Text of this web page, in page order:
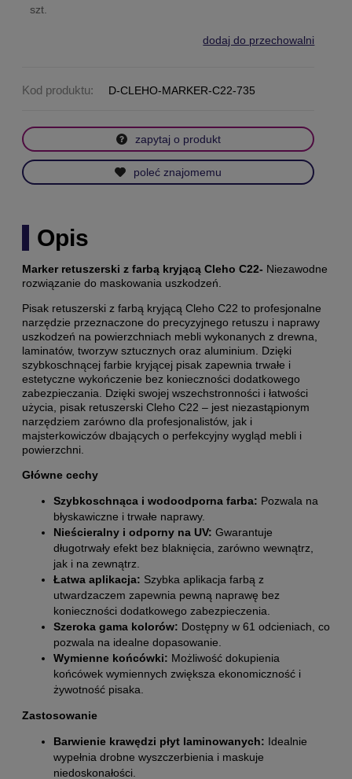
szt.
dodaj do przechowalni
Kod produktu: D-CLEHO-MARKER-C22-735
zapytaj o produkt
poleć znajomemu
Opis
Marker retuszerski z farbą kryjącą Cleho C22- Niezawodne
rozwiązanie do maskowania uszkodzeń.
Pisak retuszerski z farbą kryjącą Cleho C22 to profesjonalne
narzędzie przeznaczone do precyzyjnego retuszu i naprawy
uszkodzeń na powierzchniach mebli wykonanych z drewna,
laminatów, tworzyw sztucznych oraz aluminium.
Dzięki
szybkoschnącej farbie kryjącej pisak zapewnia trwałe i
estetyczne wykończenie bez konieczności dodatkowego
zabezpieczania. Dzięki swojej wszechstronności i łatwości
użycia, pisak retuszerski Cleho C22 – jest niezastąpionym
narzędziem zarówno dla profesjonalistów, jak i
majsterkowiczów dbających o perfekcyjny wygląd mebli i
powierzchni.
Główne cechy
Szybkoschnąca i wodoodporna farba: Pozwala na
błyskawiczne i trwałe naprawy.
Nieścieralny i odporny na UV: Gwarantuje
długotrwały efekt bez blaknięcia, zarówno wewnątrz,
jak i na zewnątrz.
Łatwa aplikacja: Szybka aplikacja farbą z
utwardzaczem zapewnia pewną naprawę bez
konieczności dodatkowego zabezpieczenia.
Szeroka gama kolorów: Dostępny w 61 odcieniach, co
pozwala na idealne dopasowanie.
Wymienne końcówki: Możliwość dokupienia
końcówek wymiennych zwiększa ekonomiczność i
żywotność pisaka.
Zastosowanie
Barwienie krawędzi płyt laminowanych: Idealnie
wypełnia drobne wyszczerbienia i maskuje
niedoskonałości.